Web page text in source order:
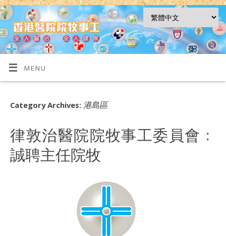
MENU
Category Archives: 港島區
律敦治醫院院牧事工委員會﹕
誠聘主任院牧